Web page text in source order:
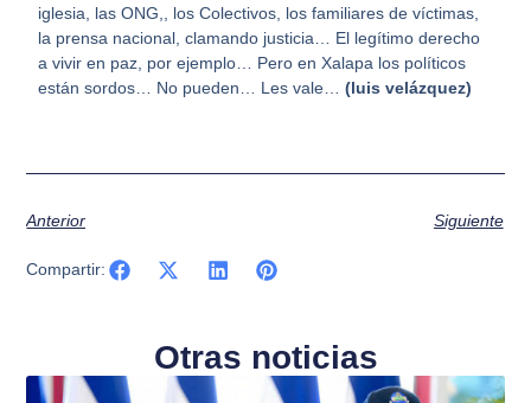
iglesia, las ONG,, los Colectivos, los familiares de víctimas,
la prensa nacional, clamando justicia… El legítimo derecho
a vivir en paz, por ejemplo… Pero en Xalapa los políticos
están sordos… No pueden… Les vale…(luis velázquez)
Anterior Siguiente
Compartir:
Otras noticias